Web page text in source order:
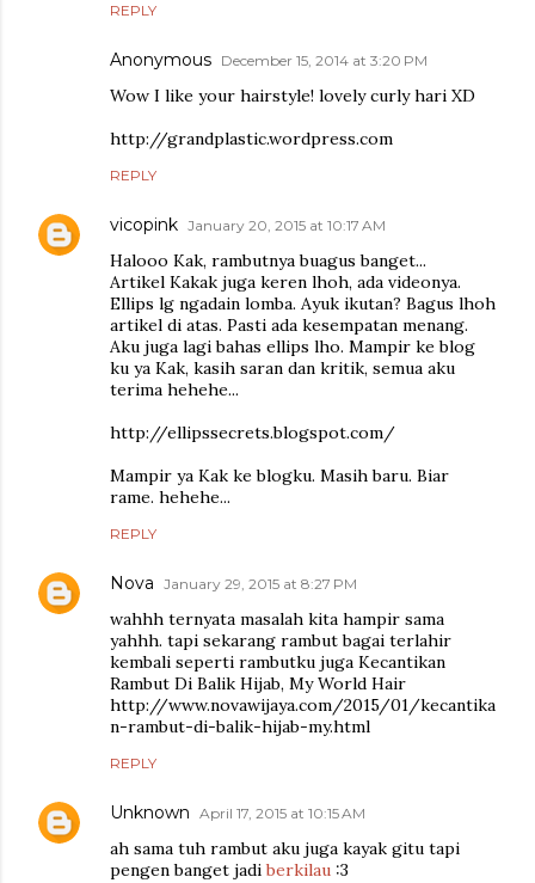
REPLY
Anonymous December 15, 2014 at 3:20 PM
Wow I like your hairstyle! lovely curly hari XD
http://grandplastic.wordpress.com
REPLY
vicopink January 20, 2015 at 10:17 AM
Halooo Kak, rambutnya buagus banget...
Artikel Kakak juga keren lhoh, ada videonya.
Ellips lg ngadain lomba. Ayuk ikutan? Bagus lhoh
artikel di atas. Pasti ada kesempatan menang.
Aku juga lagi bahas ellips lho. Mampir ke blog
ku ya Kak, kasih saran dan kritik, semua aku
terima hehehe...
http://ellipssecrets.blogspot.com/
Mampir ya Kak ke blogku. Masih baru. Biar
rame. hehehe...
REPLY
Nova January 29, 2015 at 8:27 PM
wahhh ternyata masalah kita hampir sama
yahhh. tapi sekarang rambut bagai terlahir
kembali seperti rambutku juga Kecantikan
Rambut Di Balik Hijab, My World Hair
http://www.novawijaya.com/2015/01/kecantika
n-rambut-di-balik-hijab-my.html
REPLY
Unknown April 17, 2015 at 10:15 AM
ah sama tuh rambut aku juga kayak gitu tapi
pengen banget jadiberkilau :3